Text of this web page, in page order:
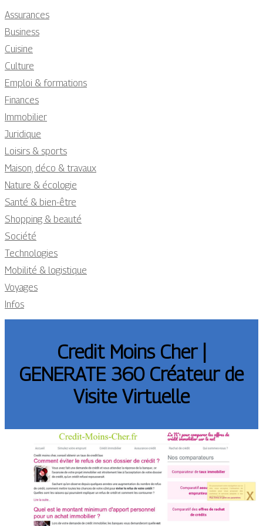
Assurances
Business
Cuisine
Culture
Emploi & formations
Finances
Immobilier
Juridique
Loisirs & sports
Maison, déco & travaux
Nature & écologie
Santé & bien-être
Shopping & beauté
Société
Technologies
Mobilité & logistique
Voyages
Infos
Credit Moins Cher |
GENERATE 360 Créateur de
Visite Virtuelle